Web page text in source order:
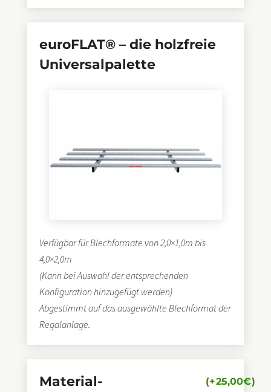
euroFLAT® – die holzfreie
Universalpalette
Verfügbar für Blechformate von 2,0×1,0m bis
4,0×2,0m
(Kann bei Auswahl der entsprechenden
Konfiguration hinzugefügt werden)
Abgestimmt auf das ausgewählte Blechformat der
Regalanlage.
Material-
(+25,00€)